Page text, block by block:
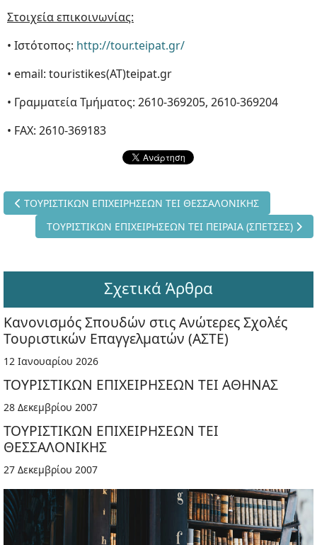
Στοιχεία επικοινωνίας:
• Ιστότοπος: http://tour.teipat.gr/
• email: touristikes(AT)teipat.gr
• Γραμματεία Τμήματος: 2610-369205, 2610-369204
• FAX: 2610-369183
Προηγούμενο άρθρο: ΤΟΥΡΙΣΤΙΚΩΝ ΕΠΙΧΕΙΡΗΣΕΩΝ ΤΕΙ
ΤΟΥΡΙΣΤΙΚΩΝ ΕΠΙΧΕΙΡΗΣΕΩΝ ΤΕΙ ΘΕΣΣΑΛΟΝΙΚΗΣ
Επόμενο άρθρο: ΤΟΥΡΙΣΤΙΚΩΝ ΕΠΙΧΕΙΡΗΣΕΩΝ ΤΕΙ
ΤΟΥΡΙΣΤΙΚΩΝ ΕΠΙΧΕΙΡΗΣΕΩΝ ΤΕΙ ΠΕΙΡΑΙΑ (ΣΠΕΤΣΕΣ)
Σχετικά Άρθρα
Κανονισμός Σπουδών στις Ανώτερες Σχολές
Τουριστικών Επαγγελματών (ΑΣΤΕ)
12 Ιανουαρίου 2026
ΤΟΥΡΙΣΤΙΚΩΝ ΕΠΙΧΕΙΡΗΣΕΩΝ ΤΕΙ ΑΘΗΝΑΣ
28 Δεκεμβρίου 2007
ΤΟΥΡΙΣΤΙΚΩΝ ΕΠΙΧΕΙΡΗΣΕΩΝ ΤΕΙ
ΘΕΣΣΑΛΟΝΙΚΗΣ
27 Δεκεμβρίου 2007